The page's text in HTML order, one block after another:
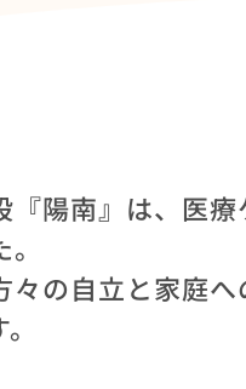
『陽南』は、医
々の自立と家庭